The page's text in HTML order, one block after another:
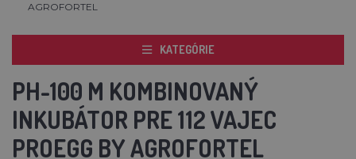
AGROFORTEL
KATEGÓRIE
PH-100 M KOMBINOVANÝ
INKUBÁTOR PRE 112 VAJEC
PROEGG BY AGROFORTEL